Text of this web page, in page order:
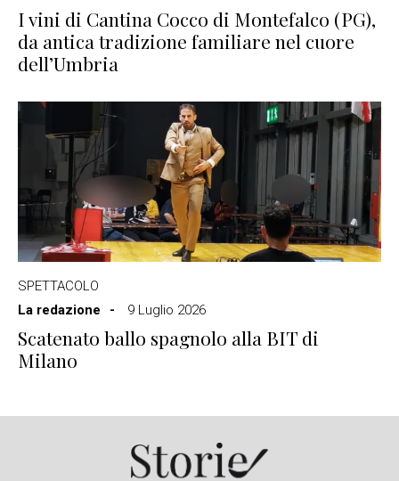
I vini di Cantina Cocco di Montefalco (PG),
da antica tradizione familiare nel cuore
dell’Umbria
SPETTACOLO
La redazione
9 Luglio 2026
Scatenato ballo spagnolo alla BIT di
Milano